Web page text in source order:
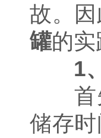
故。
罐的实
1
首先
储存